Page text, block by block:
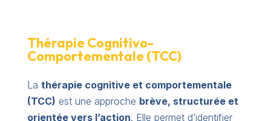
Thérapie Cognitivo-
Comportementale (TCC)
La thérapie cognitive et comportementale
(TCC) est une approche brève, structurée et
orientée vers l’action. Elle permet d’identifier